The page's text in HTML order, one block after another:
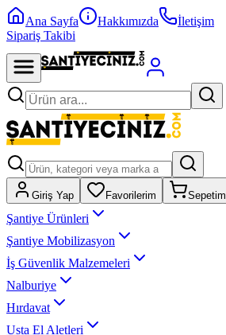
Ana Sayfa Hakkımızda
İletişim
Sipariş Takibi
Giriş Yap Favorilerim Sepetim
Şantiye Ürünleri
Şantiye Mobilizasyon
İş Güvenlik Malzemeleri
Nalburiye
Hırdavat
Usta El Aletleri